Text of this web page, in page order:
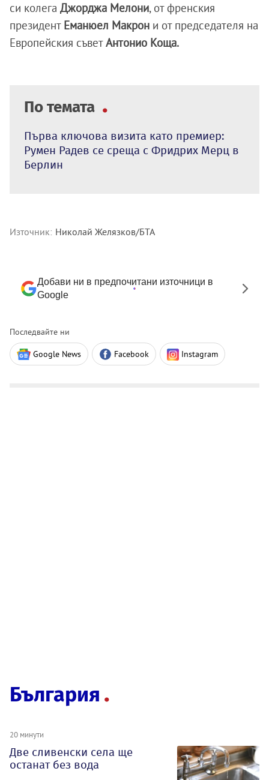
си колега Джорджа Мелони, от френския
президент Еманюел Макрон и от председателя на
Европейския съветАнтонио Коща.
По темата
Първа ключова визита като премиер:
Румен Радев се среща с Фридрих Мерц в
Берлин
Източник: Николай Желязков/БТА
Добави ни в предпочитани източници в
Google
Последвайте ни
Google News Facebook Instagram
България
20 минути
Две сливенски села ще
останат без вода